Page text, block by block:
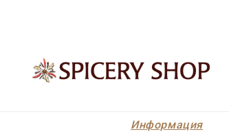
Информация